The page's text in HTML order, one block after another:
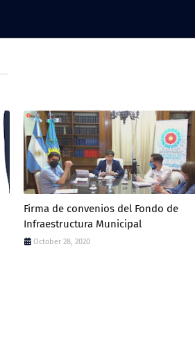
Firma de convenios del Fondo de
Infraestructura Municipal
October 28, 2020